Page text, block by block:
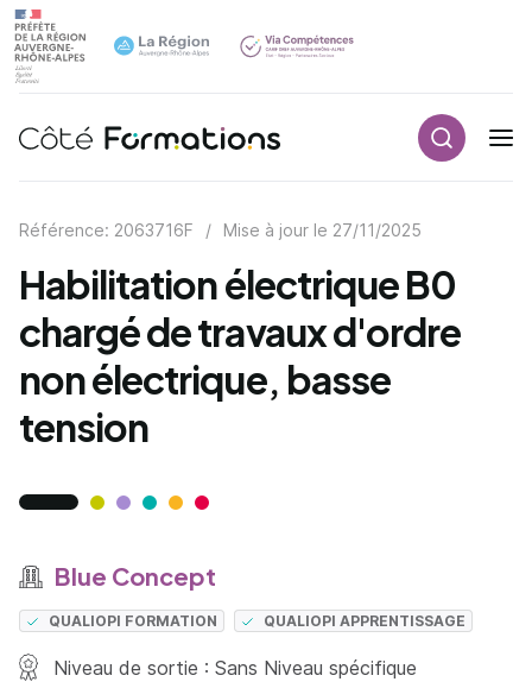
Navigation principale
Référence: 2063716F / Mise à jour le 27/11/2025
Habilitation électrique B0
chargé de travaux d'ordre
non électrique, basse
tension
Blue Concept
QUALIOPI FORMATION QUALIOPI APPRENTISSAGE
Niveau de sortie : Sans Niveau spécifique